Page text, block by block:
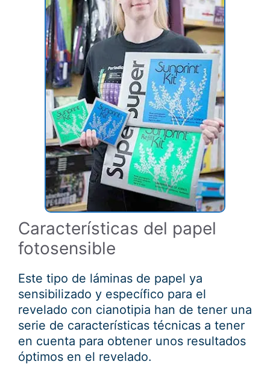
Características del papel
fotosensible
Este tipo de láminas de papel ya
sensibilizado y específico para el
revelado con cianotipia han de tener una
serie de características técnicas a tener
en cuenta para obtener unos resultados
óptimos en el revelado.